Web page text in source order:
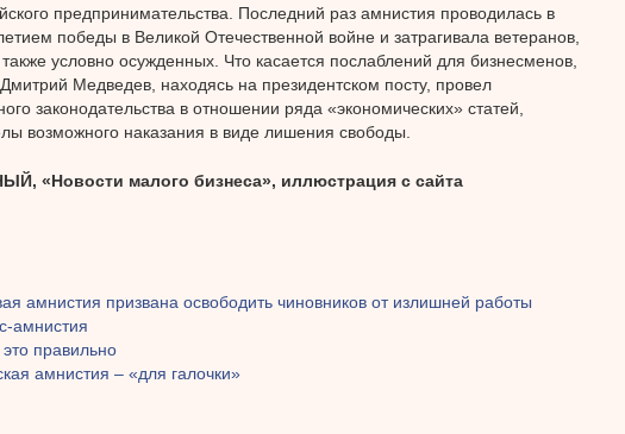
предпринимательства. Последний раз амнистия проводилась в
победы в Великой Отечественной войне и затрагивала ветеранов,
условно осужденных. Что касается послаблений для бизнесменов,
Медведев, находясь на президентском посту, провел
законодательства в отношении ряда «экономических» статей,
возможного наказания в виде лишения свободы.
«Новости малого бизнеса», иллюстрация с сайта
амнистия призвана освободить чиновников от излишней работы
амнистия
правильно
амнистия – «для галочки»